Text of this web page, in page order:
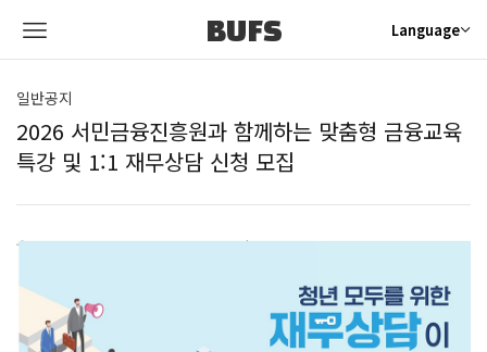
BUFS Language
일반공지
2026 서민금융진흥원과 함께하는 맞춤형 금융교육
특강 및 1:1 재무상담 신청 모집